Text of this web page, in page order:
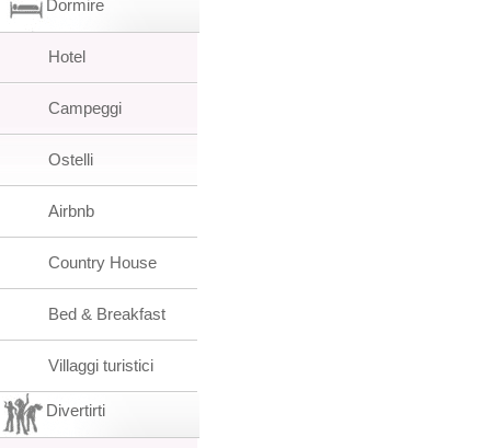
Dormire
Hotel
Campeggi
Ostelli
Airbnb
Country House
Bed & Breakfast
Villaggi turistici
Divertirti